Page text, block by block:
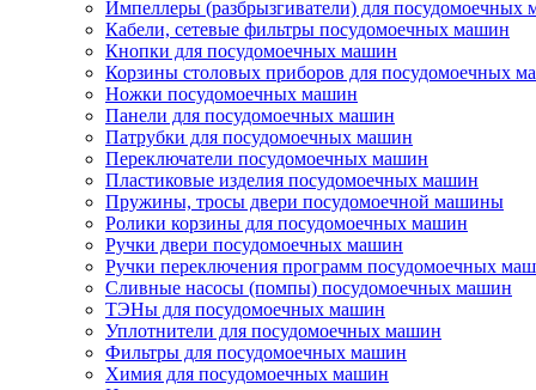
Импеллеры (разбрызгиватели) для посудомоечных
Кабели, сетевые фильтры посудомоечных машин
Кнопки для посудомоечных машин
Корзины столовых приборов для посудомоечных
Ножки посудомоечных машин
Панели для посудомоечных машин
Патрубки для посудомоечных машин
Переключатели посудомоечных машин
Пластиковые изделия посудомоечных машин
Пружины, тросы двери посудомоечной машины
Ролики корзины для посудомоечных машин
Ручки двери посудомоечных машин
Ручки переключения программ посудомоечных
Сливные насосы (помпы) посудомоечных машин
ТЭНы для посудомоечных машин
Уплотнители для посудомоечных машин
Фильтры для посудомоечных машин
Химия для посудомоечных машин